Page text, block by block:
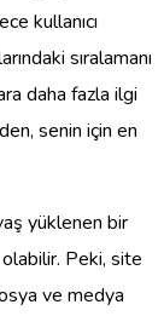
kullanıcı
sıralamanı
daha fazla ilgi
senin için en
yüklenen bir
Peki, site
ve medya